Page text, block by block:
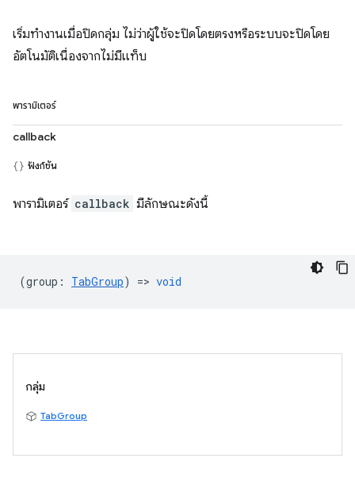
เริ่มทำงานเมื่อปิดกลุ่ม ไม่ว่าผู้ใช้จะปิดโดยตรงหรือระบบจะปิดโดย
อัตโนมัติเนื่องจากไม่มีแท็บ
พารามิเตอร์
callback
ฟังก์ชัน
พารามิเตอร์ callback มีลักษณะดังนี้
(group : TabGroup) => void
กลุ่ม
TabGroup